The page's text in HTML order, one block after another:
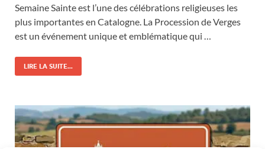
Semaine Sainte est l’une des célébrations religieuses les
plus importantes en Catalogne. La Procession de Verges
est un événement unique et emblématique qui …
LIRE LA SUITE...